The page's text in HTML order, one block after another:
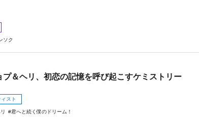
ソク
プ＆ヘリ、初恋の記憶を呼び起こすケミストリー
スト
君へと続く僕のドリーム！